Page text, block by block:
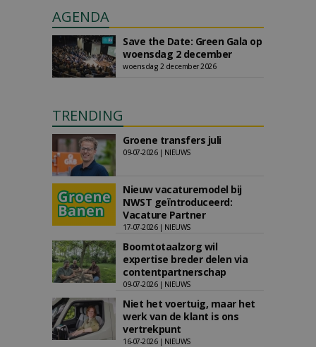
AGENDA
Save the Date: Green Gala op
woensdag 2 december
woensdag 2 december 2026
TRENDING
Groene transfers juli
09-07-2026 | NIEUWS
Nieuw vacaturemodel bij
NWST geïntroduceerd:
Vacature Partner
17-07-2026 | NIEUWS
Boomtotaalzorg wil
expertise breder delen via
contentpartnerschap
09-07-2026 | NIEUWS
Niet het voertuig, maar het
werk van de klant is ons
vertrekpunt
16-07-2026 | NIEUWS